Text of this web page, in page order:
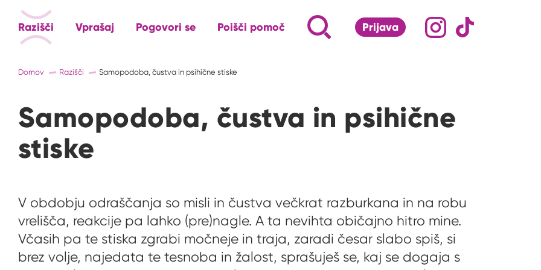
Razišči Vprašaj Pogovori se Poišči pomoč
Iskalnik za iskanje po strani
Napiši, kaj te zanima ...
S klikom na lupo odpri iskalnik
Prijava
Družabna omrežja
Domov Razišči Samopodoba, čustva in psihične stiske
Samopodoba, čustva in psihične
stiske
V obdobju odraščanja so misli in čustva večkrat razburkana in na robu
vrelišča, reakcije pa lahko (pre)nagle. A ta nevihta običajno hitro mine.
Včasih pa te stiska zgrabi močneje in traja, zaradi česar slabo spiš, si
brez volje, najedata te tesnoba in žalost, sprašuješ se, kaj se dogaja s